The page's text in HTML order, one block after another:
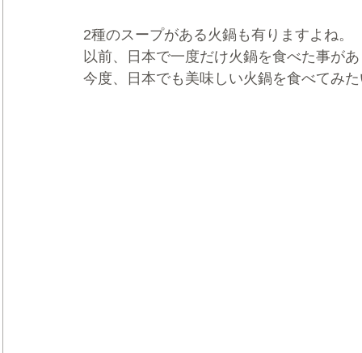
2種のスープがある火鍋も有りますよね。
以前、日本で一度だけ火鍋を食べた事が
今度、日本でも美味しい火鍋を食べてみ